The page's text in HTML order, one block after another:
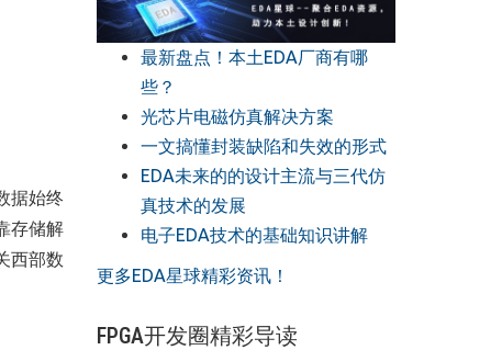
据始终
存储解
西部数
最新盘点！本土EDA厂商有哪
些？
光芯片电磁仿真解决方案
一文搞懂封装缺陷和失效的形式
EDA未来的的设计主流与三代仿
真技术的发展
电子EDA技术的基础知识讲解
更多EDA星球精彩资讯！
FPGA开发圈精彩导读